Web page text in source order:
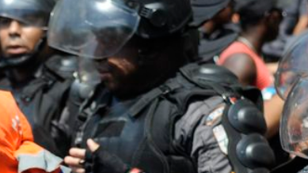
トラベル
サッカー
PEOPLE
ビジネス